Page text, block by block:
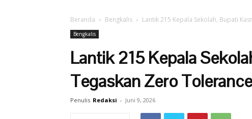
Beranda Bengkalis Lantik 215 Kepala Sekolah, Bupati
Bengkalis
Lantik 215 Kepala
Tegaskan Zero
Penulis Redaksi - Juni 9, 2026